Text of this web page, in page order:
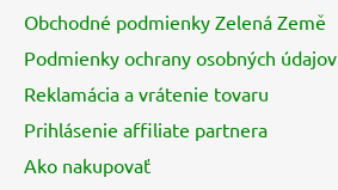
Obchodné podmienky Zelená Země
Podmienky ochrany osobných údajov
Reklamácia a vrátenie tovaru
Prihlásenie affiliate partnera
Ako nakupovať